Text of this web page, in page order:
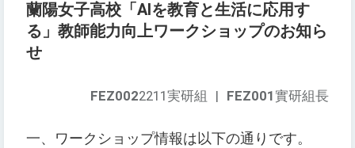
蘭陽女子高校「AIを教育と生活に応用す
る」教師能力向上ワークショップのお知ら
せ
FEZ001實研組長
FEZ0022211実研組 |
一、ワークショップ情報は以下の通りです。